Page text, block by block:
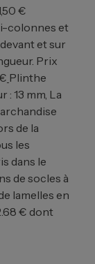
€
colonnes et
et sur
Prix
Plinthe
13 mm, La
de la
les
dans le
de socles à
lamelles en
€ dont